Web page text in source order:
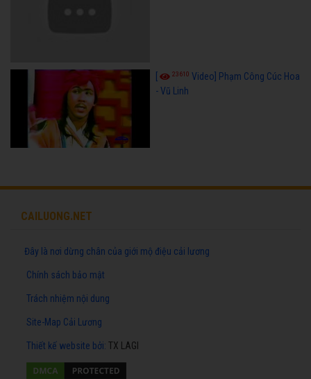
23610 Video] Phạm Công Cúc Hoa
- Vũ Linh
CAILUONG.NET
Đây là nơi dừng chân của giới mộ điệu cải lương
Chính sách bảo mật
Trách nhiệm nội dung
Site-Map Cải Lương
Thiết kế website bởi: TX LAGI